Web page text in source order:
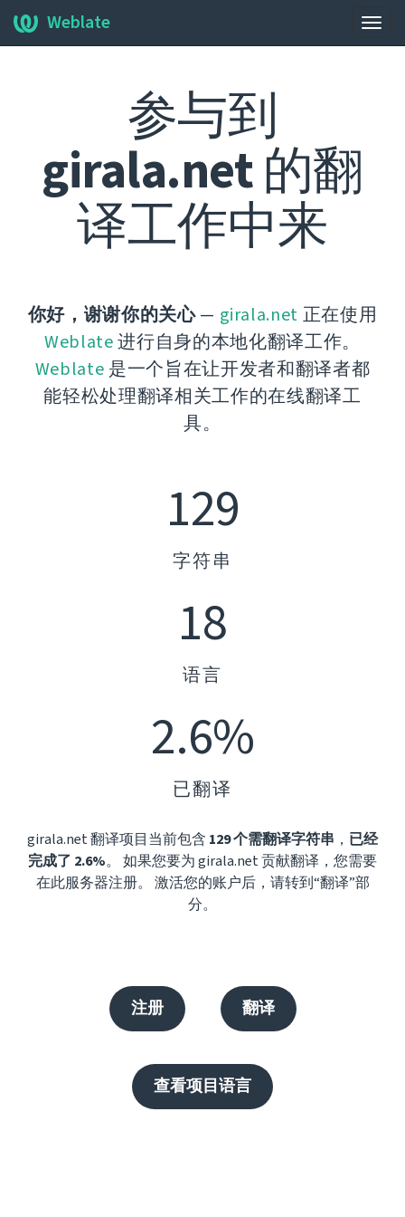
展
开/
Weblate
参与到
girala.net的翻
译工作中来
你好，谢谢你的关心— girala.net 正在使用
Weblate进行自身的本地化翻译工作。
Weblate 是一个旨在让开发者和翻译者都
能轻松处理翻译相关工作的在线翻译工
具。
129
字符串
18
语言
2.6%
已翻译
girala.net 翻译项目当前包含 129 个需翻译字符串 ， 已经
完成了 2.6%。 如果您要为 girala.net 贡献翻译，您需要
在此服务器注册。 激活您的账户后，请转到“翻译”部
分。
注册 翻译
查看项目语言